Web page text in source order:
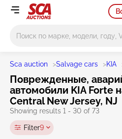
Sca auction >Salvage cars >KIA
Поврежденные,
автомобили KIA Forte
Central New Jersey, NJ
Showing results 1 - 30 of 73
Filter9